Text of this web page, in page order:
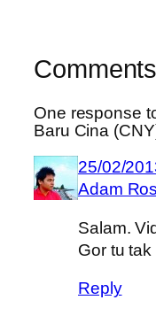
Comments
One response
Baru Cina
25/02/
Adam
Salam.
Gor tu
Reply